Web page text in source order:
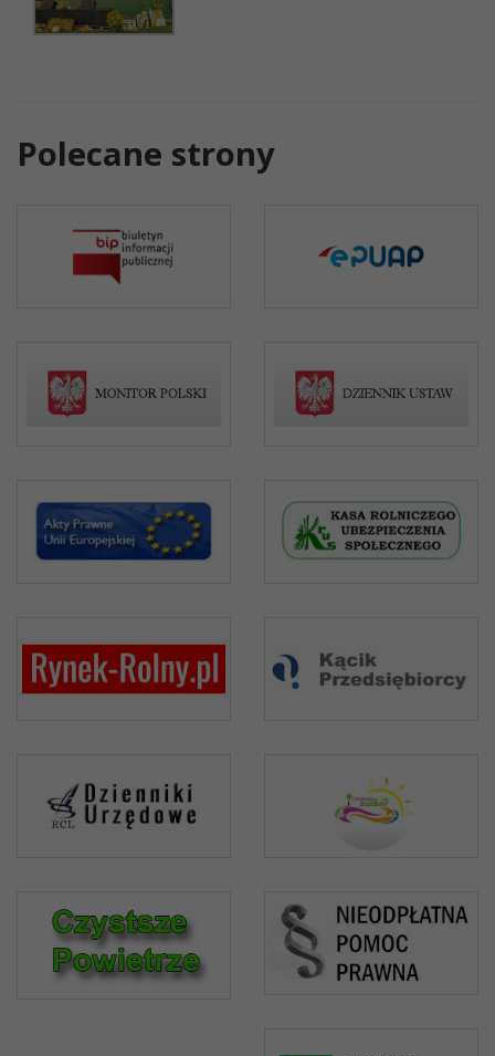
Polecane strony